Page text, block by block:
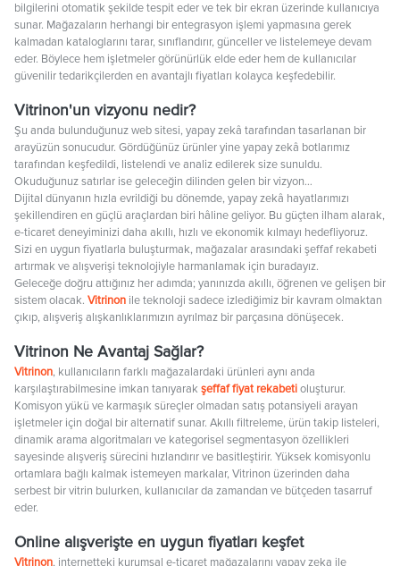
bilgilerini otomatik şekilde tespit eder ve tek bir ekran üzerinde kullanıcıya
sunar. Mağazaların herhangi bir entegrasyon işlemi yapmasına gerek
kalmadan kataloglarını tarar, sınıflandırır, günceller ve listelemeye devam
eder. Böylece hem işletmeler görünürlük elde eder hem de kullanıcılar
güvenilir tedarikçilerden en avantajlı fiyatları kolayca keşfedebilir.
Vitrinon'un vizyonu nedir?
Şu anda bulunduğunuz web sitesi, yapay zekâ tarafından tasarlanan bir
arayüzün sonucudur. Gördüğünüz ürünler yine yapay zekâ botlarımız
tarafından keşfedildi, listelendi ve analiz edilerek size sunuldu.
Okuduğunuz satırlar ise geleceğin dilinden gelen bir vizyon…
Dijital dünyanın hızla evrildiği bu dönemde, yapay zekâ hayatlarımızı
şekillendiren en güçlü araçlardan biri hâline geliyor. Bu güçten ilham alarak,
e-ticaret deneyiminizi daha akıllı, hızlı ve ekonomik kılmayı hedefliyoruz.
Sizi en uygun fiyatlarla buluşturmak, mağazalar arasındaki şeffaf rekabeti
artırmak ve alışverişi teknolojiyle harmanlamak için buradayız.
Geleceğe doğru attığınız her adımda; yanınızda akıllı, öğrenen ve gelişen bir
sistem olacak. Vitrinon ile teknoloji sadece izlediğimiz bir kavram olmaktan
çıkıp, alışveriş alışkanlıklarımızın ayrılmaz bir parçasına dönüşecek.
Vitrinon Ne Avantaj Sağlar?
Vitrinon, kullanıcıların farklı mağazalardaki ürünleri aynı anda
karşılaştırabilmesine imkan tanıyarak şeffaf fiyat rekabetioluşturur.
Komisyon yükü ve karmaşık süreçler olmadan satış potansiyeli arayan
işletmeler için doğal bir alternatif sunar. Akıllı filtreleme, ürün takip listeleri,
dinamik arama algoritmaları ve kategorisel segmentasyon özellikleri
sayesinde alışveriş sürecini hızlandırır ve basitleştirir. Yüksek komisyonlu
ortamlara bağlı kalmak istemeyen markalar, Vitrinon üzerinden daha
serbest bir vitrin bulurken, kullanıcılar da zamandan ve bütçeden tasarruf
eder.
Online alışverişte en uygun fiyatları keşfet
Vitrinon, internetteki kurumsal e-ticaret mağazalarını yapay zeka ile